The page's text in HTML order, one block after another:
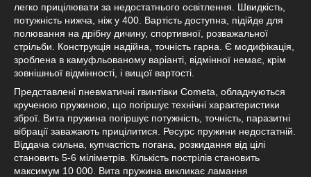
легко прицілювати за недостатнього освітлення. Швидкість,
потужність нижча, ніж у 400. Вартість доступна, підійде для
полювання на дрібну дичину, спортивної, розважальної
стрільби. Конструкція надійна, точність гарна. Є модифікація,
зроблена в камуфльованому варіанті, відмінної немає, крім
зовнішньої відмінності, і вищої вартості.
Представлені пневматичні гвинтівки Cometa, обладнуються
крученою пружиною, що погіршує технічні характеристики
зброї. Вита пружина погіршує потужність, точність, паразитні
вібрації заважають прицілитися. Ресурс пружини недостатній.
Віддача сильна, купчастість погана, розкидання від цілі
становить 5-6 міліметрів. Кількість пострілів становить
максимум 10 000. Вита пружина викликає ламання